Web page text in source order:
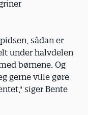
sådan er
under halvdelen
børnene. Og
gerne ville gøre
siger Bente